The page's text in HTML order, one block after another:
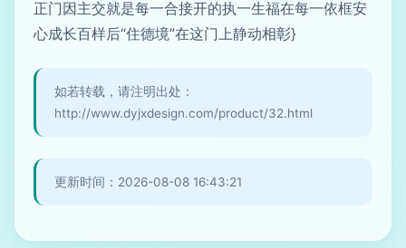
正门因主交就是每一合接开的执一生福在每一依框安
心成长百样后“住德境”在这门上静动相彰}
如若转载，请注明出处：
http://www.dyjxdesign.com/product/32.html
更新时间：2026-08-08 16:43:21